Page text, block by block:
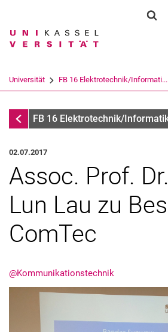
Suchbegriff
Suchen (öffnet
Universität FB 16 Elektrotechnik/Informati...
InfothekFB 16 Elektrotechnik/
02.07.2017
Assoc. Prof.
Lun Lau zu
ComTec
@Kommunikationstechnik